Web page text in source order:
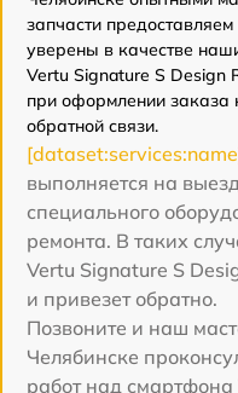
запчасти
уверены в качестве
Vertu Signature S Design
при оформлении заказа
обратной связи.
выполняется на
специального
ремонта. В таких
Vertu Signature S
и привезет обратно.
Позвоните и наш
Челябинске
работ над смартфона